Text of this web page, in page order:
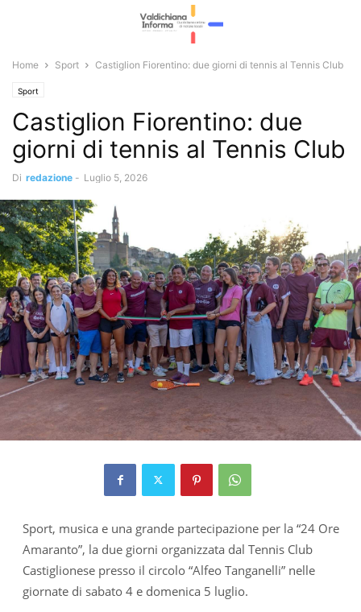
Home Sport Castiglion Fiorentino: due giorni di tennis al Tennis Club
Sport
Castiglion Fiorentino: due
giorni di tennis al Tennis Club
Di redazione - Luglio 5, 2026
Sport, musica e una grande partecipazione per la “24 Ore
Amaranto”, la due giorni organizzata dal Tennis Club
Castiglionese presso il circolo “Alfeo Tanganelli” nelle
giornate di sabato 4 e domenica 5 luglio.